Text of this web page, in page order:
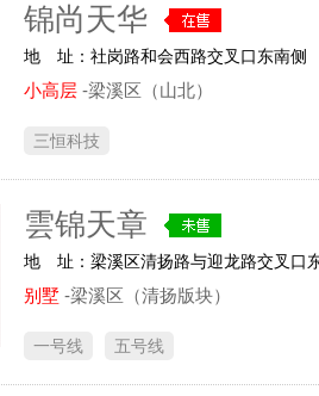
锦尚天华
地 址：社岗路和会西路交叉口东南侧
小高层 -梁溪区（山北）
三恒科技
雲锦天章
地 址：梁溪区清扬路与迎龙路交叉口
别墅 -梁溪区（清扬版块）
一号线 五号线